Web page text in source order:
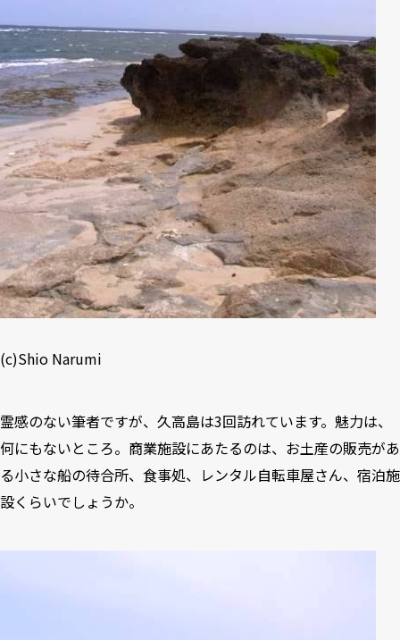
(c)Shio Narumi
霊感のない筆者ですが、久高島は3回訪れています。魅力は、
何にもないところ。商業施設にあたるのは、お土産の販売があ
る小さな船の待合所、食事処、レンタル自転車屋さん、宿泊施
設くらいでしょうか。